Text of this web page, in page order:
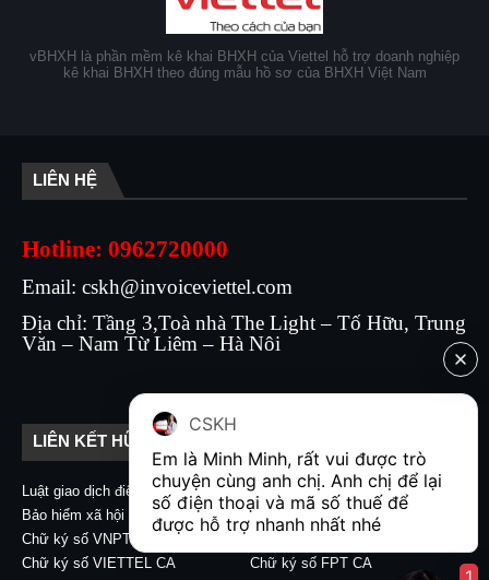
vBHXH là phần mềm kê khai BHXH của Viettel hỗ trợ doanh nghiệp
kê khai BHXH theo đúng mẫu hồ sơ của BHXH Việt Nam
LIÊN HỆ
Hotline: 0962720000
Email: cskh@invoiceviettel.com
Địa chỉ: Tầng 3,Toà nhà The Light – Tố Hữu, Trung
Văn – Nam Từ Liêm – Hà Nôi
LIÊN KẾT HỮU ÍCH
Luật giao dịch điện tử
Nghị định 130/2018/NĐ-CP
Bảo hiểm xã hội EFY-eBHXH
Chữ ký số CA2 - Nacencomm
Chữ ký số VNPT CA
Chữ ký số VIETTEL CA
Chữ ký số FPT CA
CSKH
Em là Minh Minh, rất vui được trò
chuyện cùng anh chị. Anh chị để lại
số điện thoại và mã số thuế để
được hỗ trợ nhanh nhất nhé